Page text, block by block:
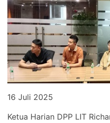
16 Juli 2025
Ketua Harian DPP LIT